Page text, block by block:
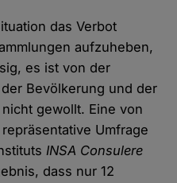
das Verbot
aufzuheben,
es ist von der
Bevölkerung und der
gewollt. Eine von
Umfrage
INSA Consulere
dass nur 12